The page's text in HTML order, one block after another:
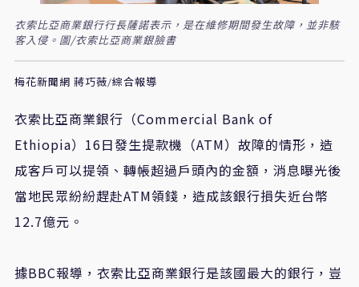
衣索比亞商業銀行行長薩諾表示，是在維修期間發生故障，並非駭
客入侵。圖/衣索比亞商業銀臉書
梅花新聞網 蔣巧薇/綜合報導
衣索比亞商業銀行（Commercial Bank of
Ethiopia）16日發生提款機（ATM）故障的情形，造
成客戶可以提領、轉帳超過戶頭內的金額，消息曝光後
當地民眾紛紛趕赴ATM領錢，造成該銀行損失近台幣
12.7億元。
據BBC報導，衣索比亞商業銀行是該國最大的銀行，豈